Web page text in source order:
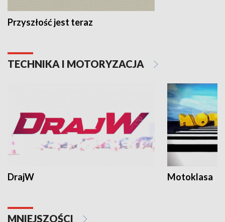
Przyszłość jest teraz
TECHNIKA I MOTORYZACJA
DrajW Motoklasa
MNIEJSZOŚCI